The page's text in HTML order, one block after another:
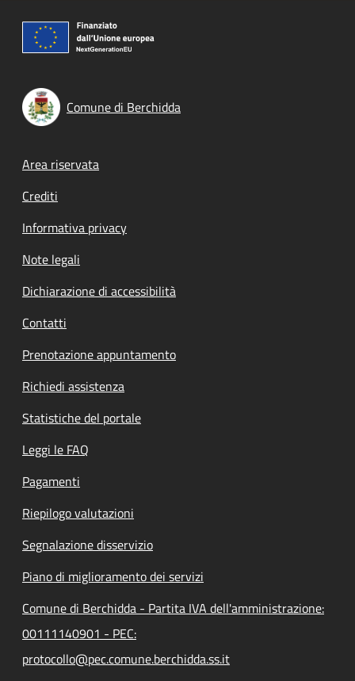
Comune di Berchidda
Footer menu
Area riservata
Crediti
Informativa privacy
Note legali
Dichiarazione di accessibilità
Contatti
Prenotazione appuntamento
Richiedi assistenza
Statistiche del portale
Leggi le FAQ
Pagamenti
Riepilogo valutazioni
Segnalazione disservizio
Piano di miglioramento dei servizi
Comune di Berchidda - Partita IVA dell'amministrazione:
00111140901 - PEC:
protocollo@pec.comune.berchidda.ss.it